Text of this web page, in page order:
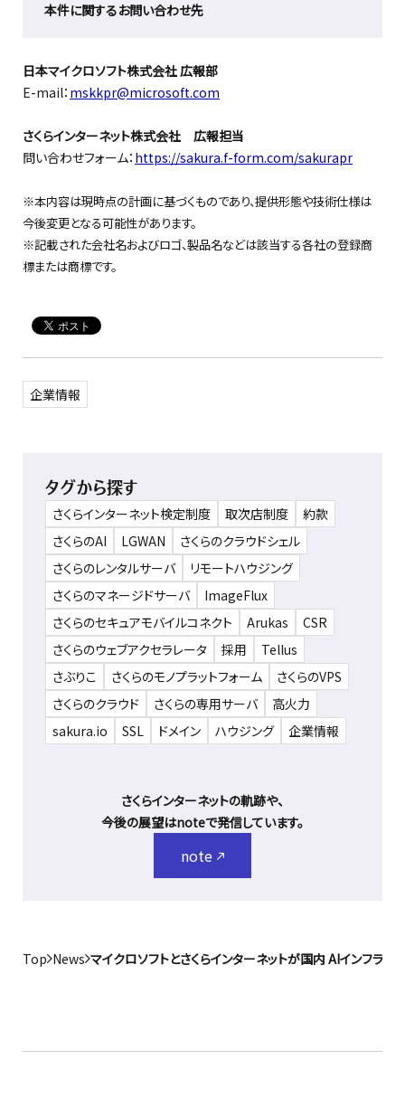
本件に関するお問い合わせ先
日本マイクロソフト株式会社 広報部
E-mail： mskkpr@microsoft.com
さくらインターネット株式会社 広報担当
問い合わせフォーム： https://sakura.f-form.com/sakurapr
※本内容は現時点の計画に基づくものであり、提供形態や技術仕様は
今後変更となる可能性があります。
※記載された会社名およびロゴ、製品名などは該当する各社の登録商
標または商標です。
企業情報
タグから探す
さくらインターネット検定制度 取次店制度
約款
さくらのAI
LGWAN
さくらのクラウドシェル
さくらのレンタルサーバ
リモートハウジング
さくらのマネージドサーバ
ImageFlux
さくらのセキュアモバイルコネクト
Arukas
CSR
さくらのウェブアクセラレータ
採用
Tellus
さぶりこ
さくらのモノプラットフォーム
さくらのVPS
さくらのクラウド
さくらの専用サーバ
高火力
sakura.io
SSL ドメイン ハウジング 企業情報
さくらインターネットの軌跡や、
今後の展望はnoteで発信しています。
note
Top News マイクロソフトとさくらインターネットが国内 AIインフラ